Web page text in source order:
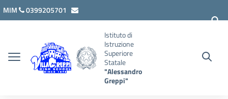
Vai ai contenuti
Vai al menu di navigazione
Vai al footer
MIM
0399205701
Istituto di
Istruzione
Superiore
Statale
"Alessandro
Greppi"